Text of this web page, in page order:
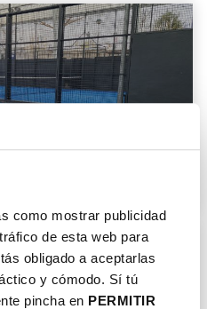
como mostrar publicidad
de esta web para
obligado a aceptarlas
y cómodo. Sí tú
pincha en PERMITIR
KIROL JOKALEKUAK